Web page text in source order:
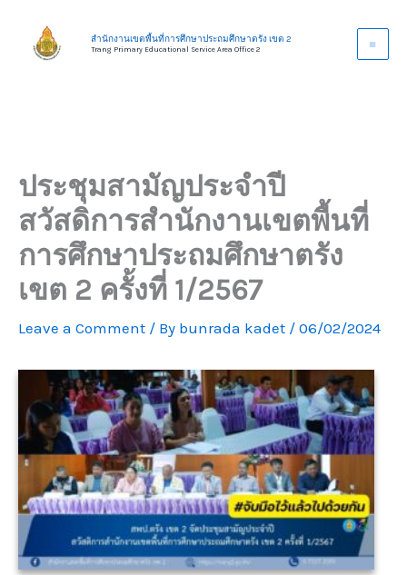
content
สำนักงานเขตพื้นที่การศึกษาประถมศึกษาตรัง เขต 2
Trang Primary Educational Service Area Office 2
ประชุมสามัญประจำปี
สวัสดิการสำนักงานเขตพื้นที่
การศึกษาประถมศึกษาตรัง
เขต 2 ครั้งที่ 1/2567
Leave a Comment / By bunrada kadet / 06/02/2024